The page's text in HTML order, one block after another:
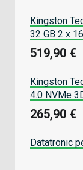
Kingston
32 GB 2 x
519,90 €
Kingston
4.0 NVMe
265,90 €
Datatronic